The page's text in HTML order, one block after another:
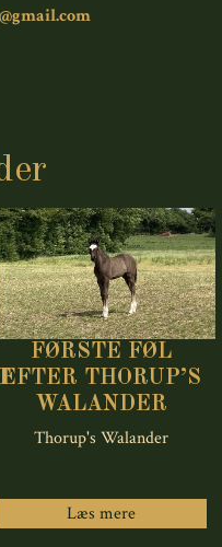
FØRSTE FØL
EFTER THORUP’S
WALANDER
Thorup's Walander
Læs mere